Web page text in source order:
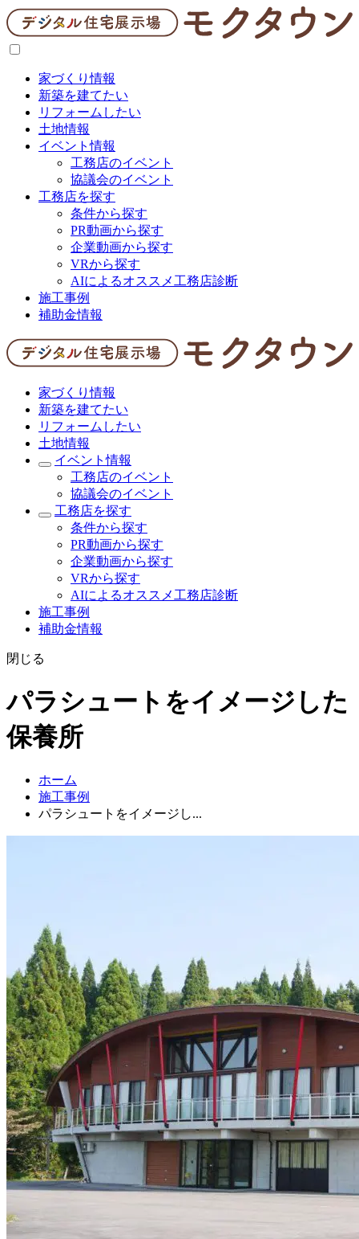
家づくり情報
新築を建てたい
リフォームしたい
土地情報
イベント情報
工務店のイベント
協議会のイベント
工務店を探す
条件から探す
PR動画から探す
企業動画から探す
VRから探す
AIによるオススメ工務店診断
施工事例
補助金情報
家づくり情報
新築を建てたい
リフォームしたい
土地情報
イベント情報
工務店のイベント
協議会のイベント
工務店を探す
条件から探す
PR動画から探す
企業動画から探す
VRから探す
AIによるオススメ工務店診断
施工事例
補助金情報
閉じる
パラシュートをイメージした
保養所
ホーム
施工事例
パラシュートをイメージし...